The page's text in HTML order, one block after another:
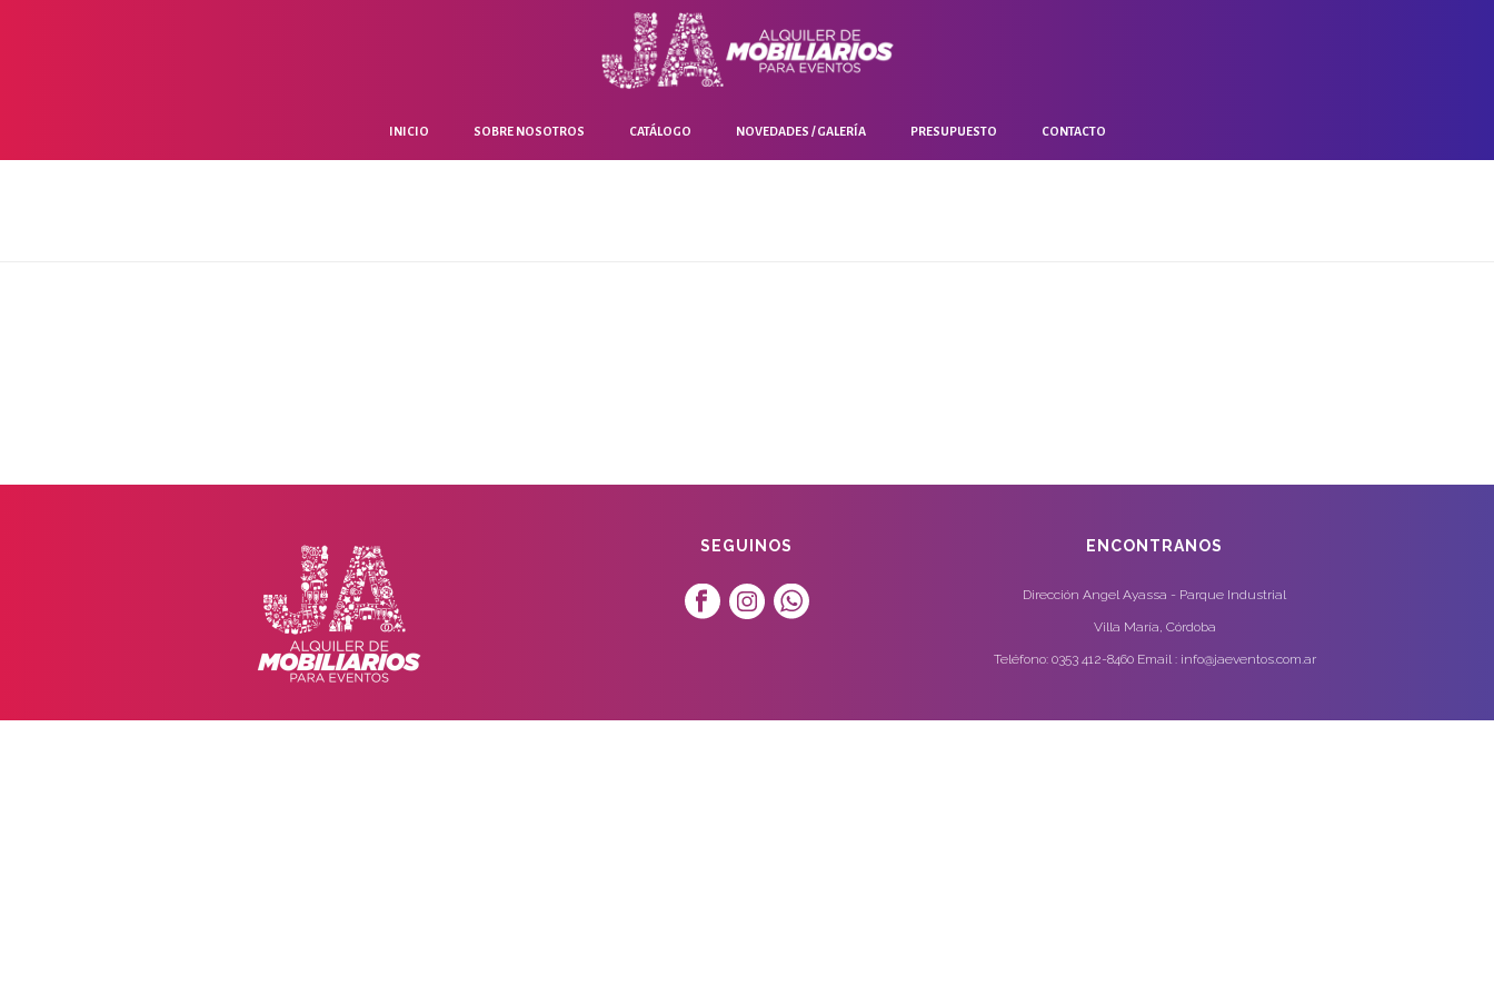
INICIO SOBRE NOSOTROS CATÁLOGO NOVEDADES / GALERÍA PRESUPUESTO CONTACTO
SEGUINOS ENCONTRANOS
Dirección Angel Ayassa - Parque Industrial
Villa María, Córdoba
Teléfono: 0353 412-8460 Email : info@jaeventos.com.ar